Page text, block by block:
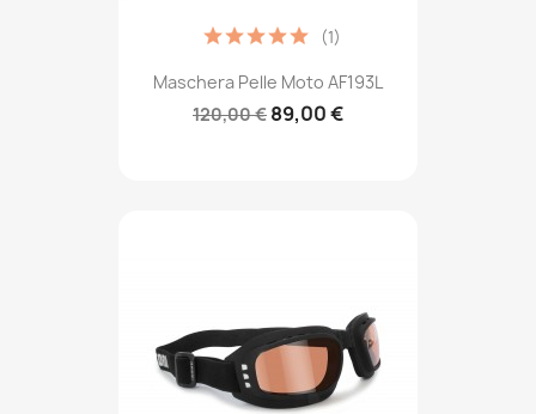
Maschera Pelle Moto AF193L
120,00 € 89,00 €
(1)